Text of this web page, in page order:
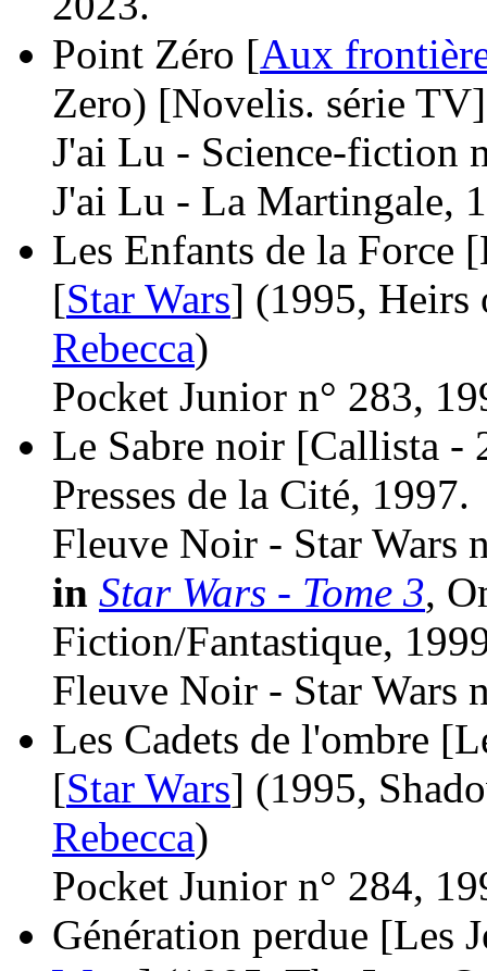
Point Zéro [Aux
Zero) [Novelis. série TV]
J'ai Lu - Science-fiction
J'ai Lu - La Martingale,
Les Enfants de la Force
[Star Wars] (1995, Heirs
Rebecca)
Pocket Junior n° 283,
Le Sabre noir [Callista -
Presses de la Cité, 1997.
Fleuve Noir - Star Wars
in Star Wars - Tome 3,
Fiction/Fantastique,
Fleuve Noir - Star Wars
Les Cadets de l'ombre
[Star Wars] (1995,
Rebecca)
Pocket Junior n° 284,
Génération perdue [Les